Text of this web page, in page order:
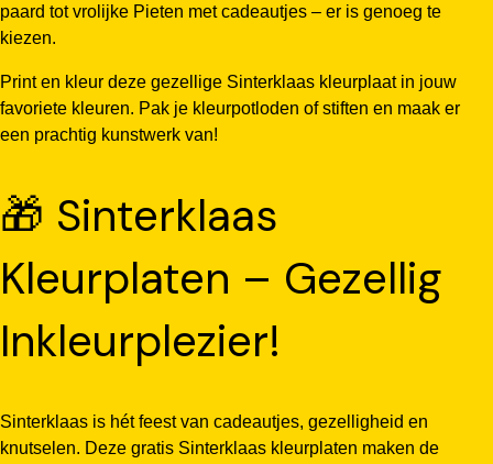
paard tot vrolijke Pieten met cadeautjes – er is genoeg te
kiezen.
Print en kleur deze gezellige Sinterklaas kleurplaat in jouw
favoriete kleuren. Pak je kleurpotloden of stiften en maak er
een prachtig kunstwerk van!
🎁 Sinterklaas
Kleurplaten – Gezellig
Inkleurplezier!
Sinterklaas is hét feest van cadeautjes, gezelligheid en
knutselen. Deze gratis Sinterklaas kleurplaten maken de